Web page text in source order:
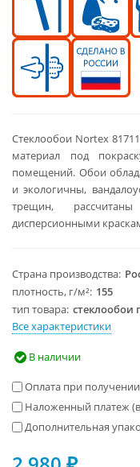
Стеклообои Nortex
материал под
помещений. Обои
и экологичны,
трещин,
дисперсионными
Страна производства
плотность, г/м² 155
тип товара стеклообои
Все характеристики
В наличии
Оплата при
Наложенный платеж
Дополнительная
₽